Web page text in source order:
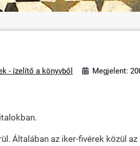
- ízelítő a könyvből Megjelent:
Általában az iker-fivérek közül